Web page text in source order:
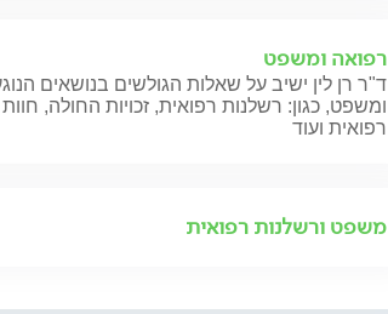
רפואה ומשפט
ד"ר רן לין ישיב על שאלות הגולשים בנושאים
ומשפט, כגון: רשלנות רפואית, זכויות החולה,
רפואית ועוד
משפט ורשלנות רפואית